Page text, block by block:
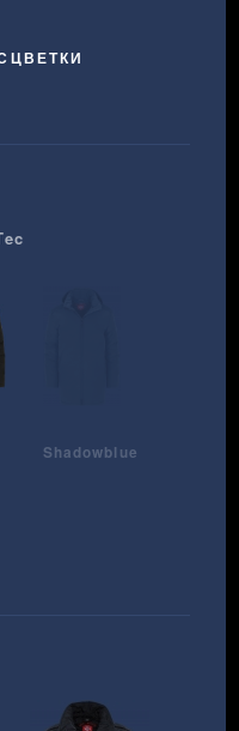
Shadowblue